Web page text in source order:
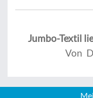
Jumbo-Textil
Von